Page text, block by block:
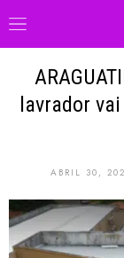
lavrador
ABRIL 30,